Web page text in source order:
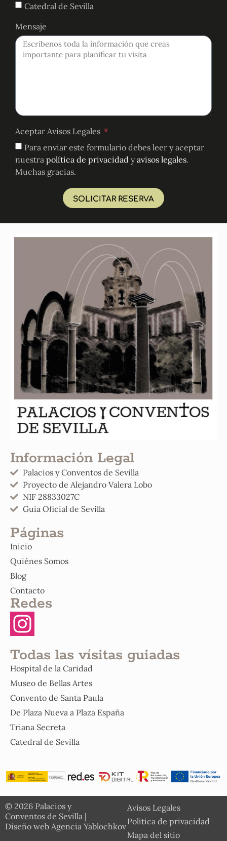
Catedral de Sevilla
Mensaje
Aceptar Avisos Legales
Para enviar este formulario debes leer y aceptar
nuestra política de privacidad yavisos legales.
Muchas gracias.
SOLICITAR RESERVA
Información Legal
Palacios y Conventos de Sevilla
Proyecto de Alejandro Valera Lobo
NIF 28833027C
Guía Oficial de Sevilla
Páginas
Inicio
Quiénes Somos
Blog
Contacto
Redes
Todas las vísitas guiadas
Hospital de la Caridad
Museo de Bellas Artes
Convento de Santa Paula
De Plaza Nueva a Plaza España
Triana Secreta
Catedral de Sevilla
© 2026 Palacios y
Conventos de Sevilla |
Diseño web Agencia Yablochkov
Avisos Legales
Politica de privacidad
Mapa del sitio